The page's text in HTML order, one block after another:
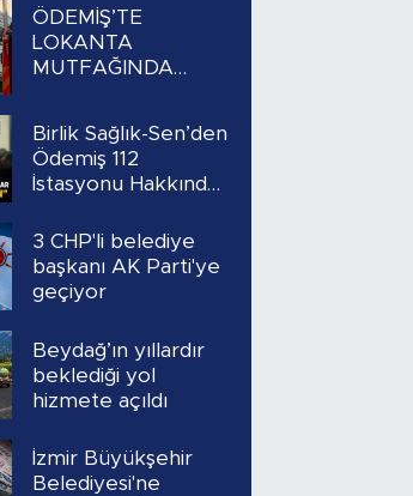
ÖDEMİŞ’TE
LOKANTA
MUTFAĞINDA
Birlik Sağlık-Sen’den
Ödemiş 112
İstasyonu Hakkında
“Başmüfettiş
Görevlendirilsin”
3 CHP'li belediye
başkanı AK Parti'ye
geçiyor
Beydağ’ın yıllardır
beklediği yol
hizmete açıldı
İzmir Büyükşehir
Belediyesi'ne